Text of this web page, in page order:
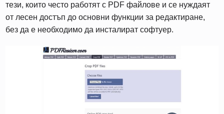
тези, които често работят с PDF файлове и се нуждаят
от лесен достъп до основни функции за редактиране,
без да е необходимо да инсталират софтуер.